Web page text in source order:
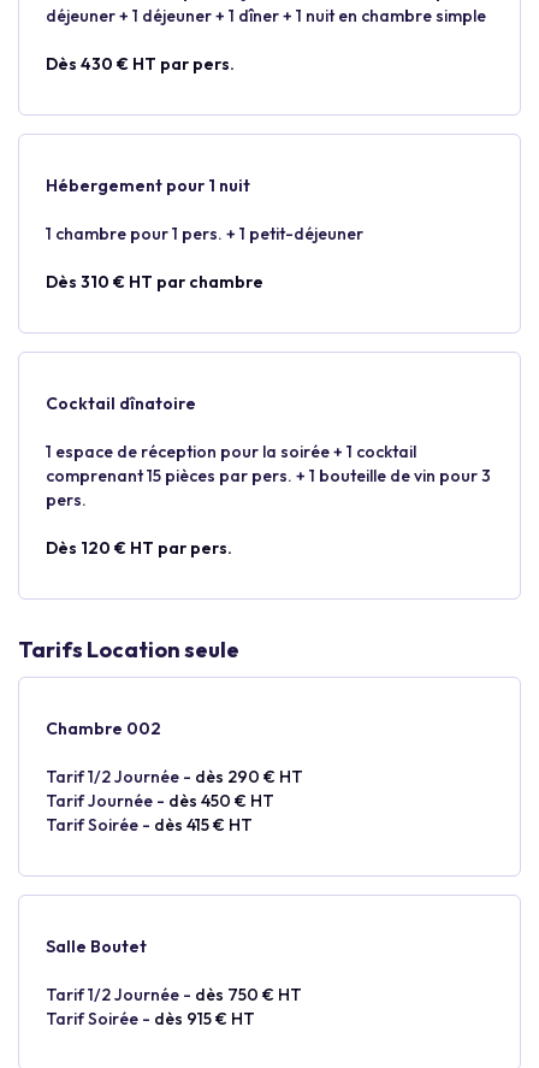
déjeuner + 1 déjeuner + 1 dîner + 1 nuit en chambre simple
Dès 430 € HT par pers.
Hébergement pour 1 nuit
1 chambre pour 1 pers. + 1 petit-déjeuner
Dès 310 € HT par chambre
Cocktail dînatoire
1 espace de réception pour la soirée + 1 cocktail
comprenant 15 pièces par pers. + 1 bouteille de vin pour 3
pers.
Dès 120 € HT par pers.
Tarifs Location seule
Chambre 002
Tarif 1/2 Journée - dès 290 € HT
Tarif Journée - dès 450 € HT
Tarif Soirée - dès 415 € HT
Salle Boutet
Tarif 1/2 Journée - dès 750 € HT
Tarif Soirée - dès 915 € HT